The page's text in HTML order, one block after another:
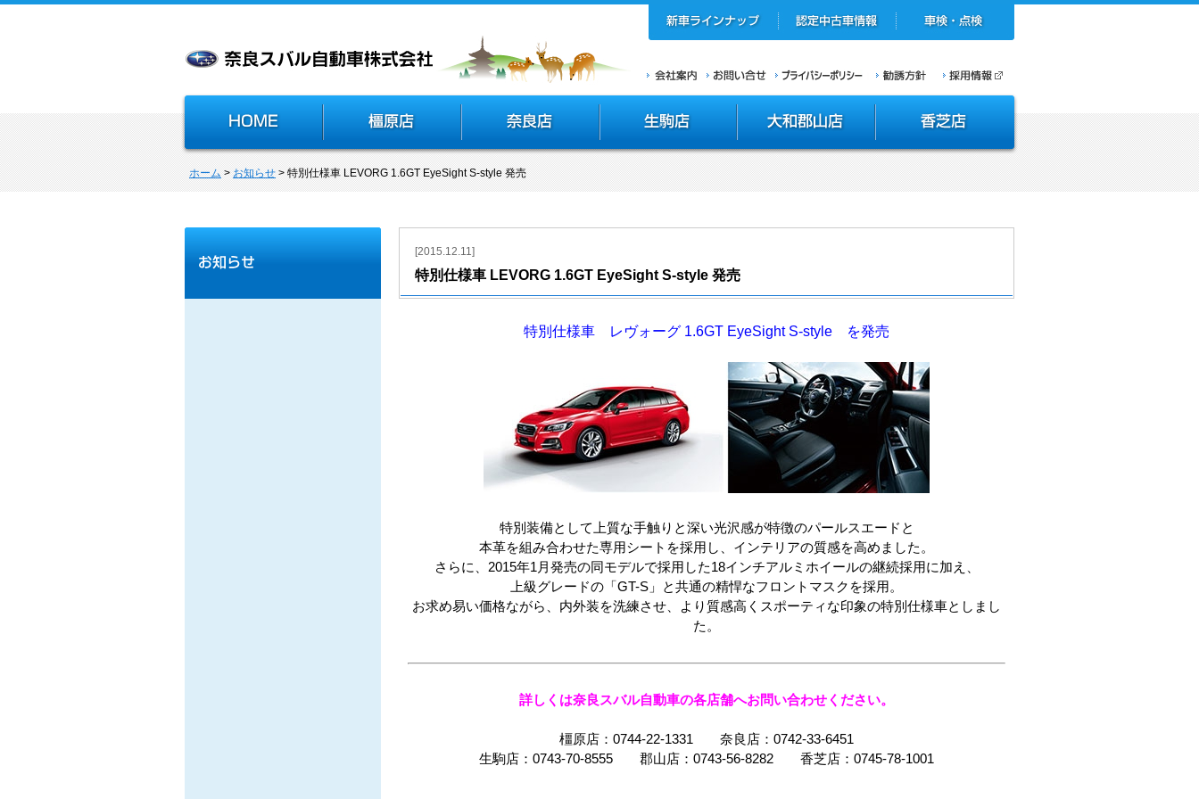
ホーム > お知らせ > 特別仕様車 LEVORG 1.6GT EyeSight S-style 発売
[2015.12.11]
特別仕様車 LEVORG 1.6GT EyeSight S-style 発売
特別仕様車 レヴォーグ 1.6GT EyeSight S-style を発売
特別装備として上質な手触りと深い光沢感が特徴のパールスエードと
本革を組み合わせた専用シートを採用し、インテリアの質感を高めました。
さらに、2015年1月発売の同モデルで採用した18インチアルミホイールの継続採用に加え、
上級グレードの「GT-S」と共通の精悍なフロントマスクを採用。
お求め易い価格ながら、内外装を洗練させ、より質感高くスポーティな印象の特別仕様車としまし
た。
詳しくは奈良スバル自動車の各店舗へお問い合わせください。
橿原店：0744-22-1331 奈良店：0742-33-6451
生駒店：0743-70-8555 郡山店：0743-56-8282 香芝店：0745-78-1001